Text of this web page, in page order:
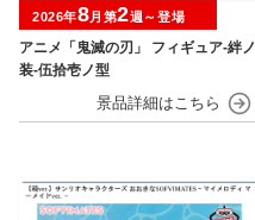
アニメ「鬼滅の刃」 フィギュア-絆ノ
装-伍拾壱ノ型
2026年8月第2週～登場